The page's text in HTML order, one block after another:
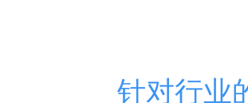
针对行业